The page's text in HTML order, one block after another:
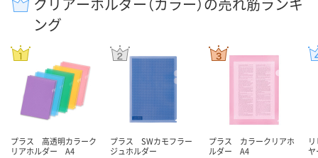
ング
プラス 高透明カラーク
リアホルダー A4
プラス SWカモフラー
ジュホルダー
プラス カラークリアホ
ルダー A4
ヤ